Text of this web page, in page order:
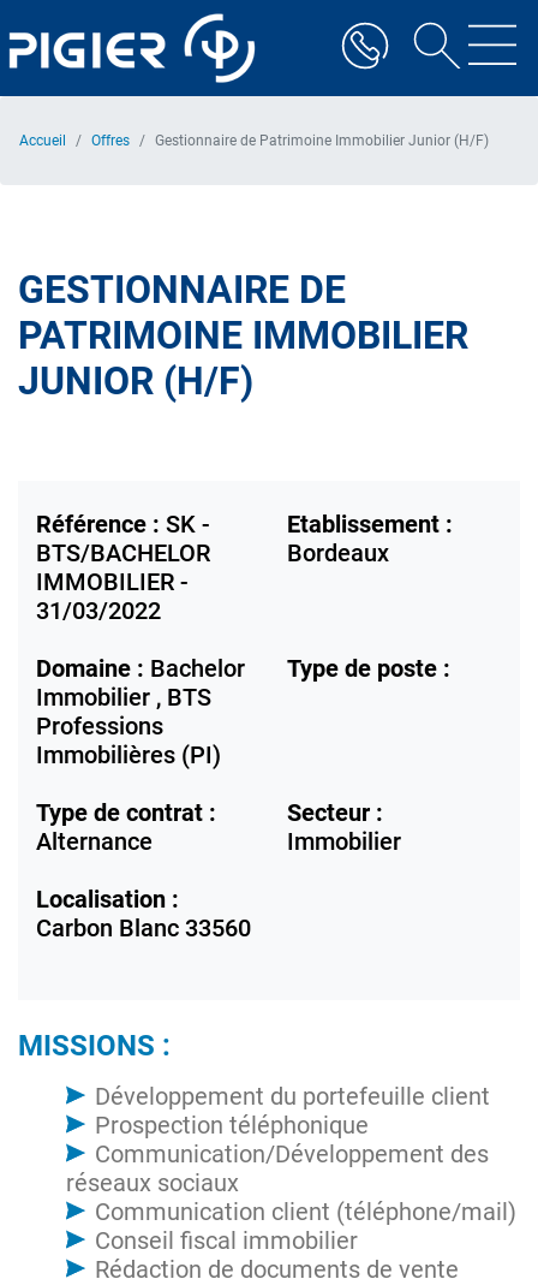
au
contenu
Accueil Offres Gestionnaire de Patrimoine Immobilier Junior (H/F)
GESTIONNAIRE DE
PATRIMOINE IMMOBILIER
JUNIOR (H/F)
Référence : SK -
BTS/BACHELOR
IMMOBILIER -
31/03/2022
Etablissement :
Bordeaux
Domaine : Bachelor
Immobilier , BTS
Professions
Immobilières (PI)
Type de poste :
Type de contrat :
Alternance
Secteur :
Immobilier
Localisation :
Carbon Blanc 33560
MISSIONS :
Développement du portefeuille client
Prospection téléphonique
Communication/Développement des
réseaux sociaux
Communication client (téléphone/mail)
Conseil fiscal immobilier
Rédaction de documents de vente